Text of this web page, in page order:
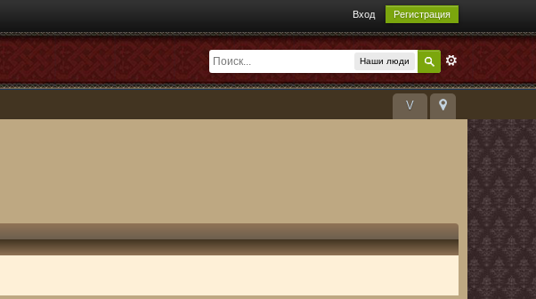
Вход Регистрация
Наши люди
V